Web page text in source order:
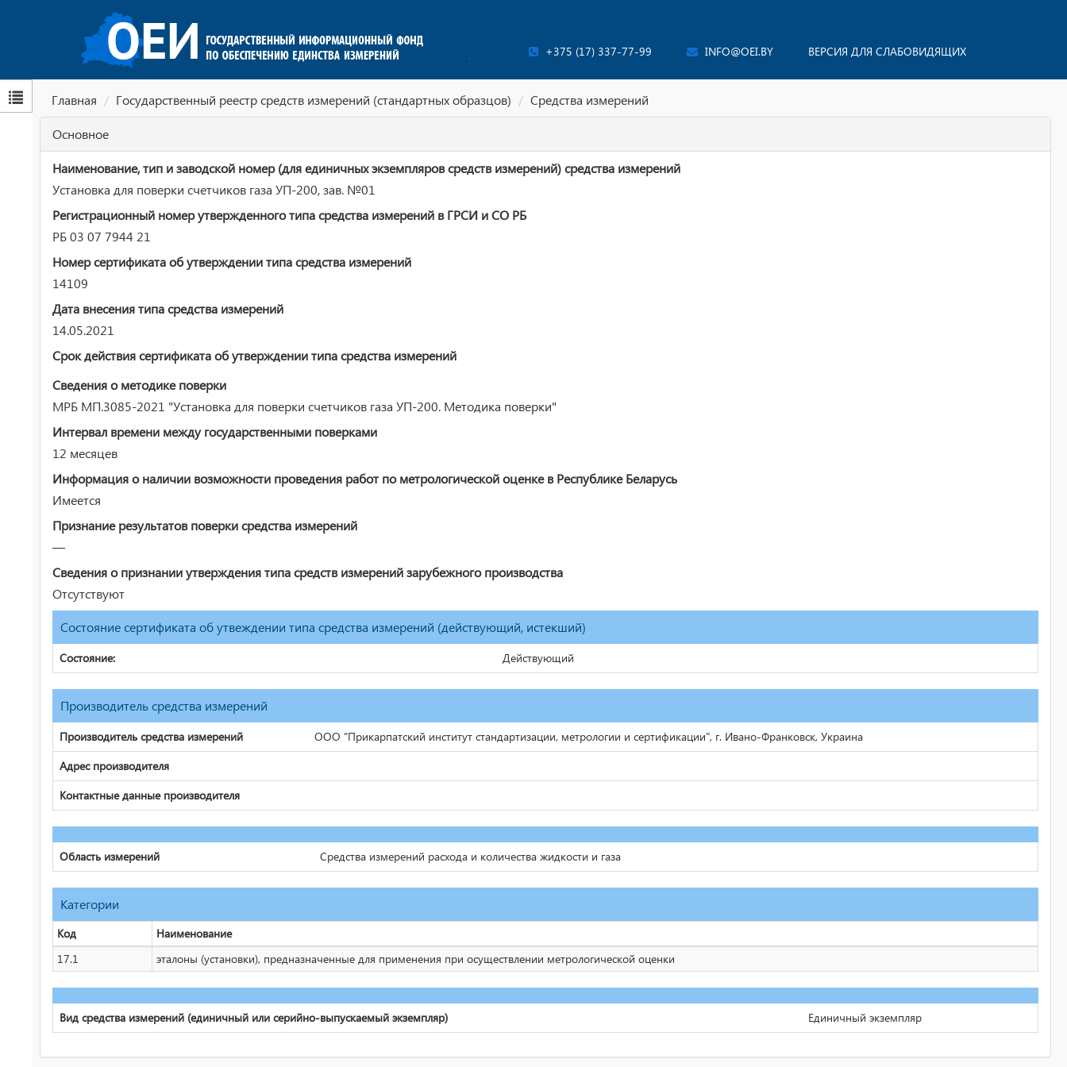
+375 (17) 337-77-99 INFO@OEI.BY ВЕРСИЯ ДЛЯ СЛАБОВИДЯЩИХ
Главная Государственный реестр средств измерений (стандартных образцов) Средства измерений
Основное
Наименование, тип и заводской номер (для единичных экземпляров средств измерений) средства измерений
Установка для поверки счетчиков газа УП-200, зав. №01
Регистрационный номер утвержденного типа средства измерений в ГРСИ и СО РБ
РБ 03 07 7944 21
Номер сертификата об утверждении типа средства измерений
14109
Дата внесения типа средства измерений
14.05.2021
Срок действия сертификата об утверждении типа средства измерений
Сведения о методике поверки
МРБ МП.3085-2021 "Установка для поверки счетчиков газа УП-200. Методика поверки"
Интервал времени между государственными поверками
12 месяцев
Информация о наличии возможности проведения работ по метрологической оценке в Республике Беларусь
Имеется
Признание результатов поверки средства измерений
—
Сведения о признании утверждения типа средств измерений зарубежного производства
Отсутствуют
Состояние сертификата об утвеждении типа средства измерений (действующий, истекший)
Состояние: Действующий
Производитель средства измерений
Производитель средства измерений
ООО "Прикарпатский институт стандартизации, метрологии и сертификации", г. Ивано-Франковск, Украина
Адрес производителя
Контактные данные производителя
Область измерений Средства измерений расхода и количества жидкости и газа
Категории
Код
Наименование
17.1
эталоны (установки), предназначенные для применения при осуществлении метрологической оценки
Вид средства измерений (единичный или серийно-выпускаемый экземпляр) Единичный экземпляр